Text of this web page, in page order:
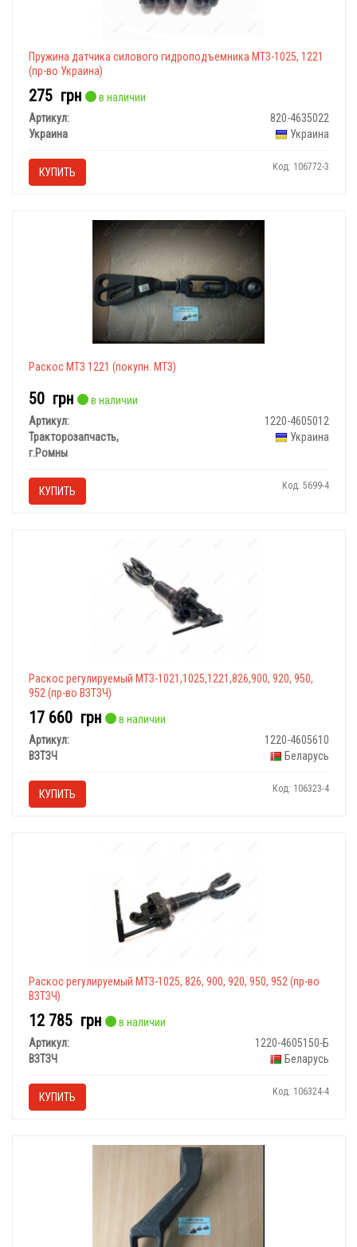
Пружина датчика силового гидроподъемника МТЗ-1025, 1221
(пр-во Украина)
275 грн
в наличии
Артикул:
820-4635022
Украина
Украина
КУПИТЬ Код: 106772-3
Раскос МТЗ 1221 (покупн. МТЗ)
50 грн
в наличии
Артикул:
1220-4605012
Тракторозапчасть,
г.Ромны
Украина
КУПИТЬ Код: 5699-4
Раскос регулируемый МТЗ-1021,1025,1221,826,900, 920, 950,
952 (пр-во ВЗТЗЧ)
17 660 грн
в наличии
Артикул:
1220-4605610
ВЗТЗЧ
Беларусь
КУПИТЬ Код: 106323-4
Раскос регулируемый МТЗ-1025, 826, 900, 920, 950, 952 (пр-во
ВЗТЗЧ)
12 785 грн
в наличии
Артикул:
1220-4605150-Б
ВЗТЗЧ
Беларусь
КУПИТЬ Код: 106324-4